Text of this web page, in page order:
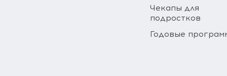
Чекапы для
подростков
Годовые